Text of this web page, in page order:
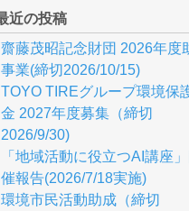
近の投稿
齋藤茂昭記念財団 2026年度
事業(締切2026/10/15)
TOYO TIREグループ環境保
金 2027年度募集（締切
2026/9/30)
「地域活動に役立つAI講座
催報告(2026/7/18実施)
環境市民活動助成（締切